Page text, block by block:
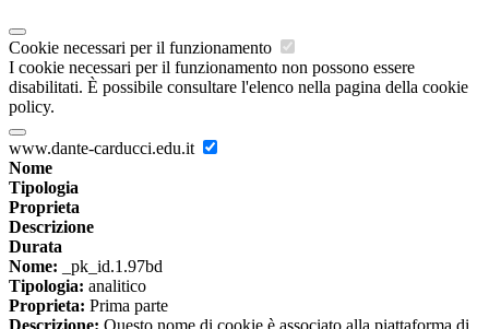
Cookie necessari per il funzionamento
I cookie necessari per il funzionamento non possono essere
disabilitati. È possibile consultare l'elenco nella pagina della cookie
policy.
www.dante-carducci.edu.it
Nome
Tipologia
Proprieta
Descrizione
Durata
Nome: _pk_id.1.97bd
Tipologia: analitico
Proprieta: Prima parte